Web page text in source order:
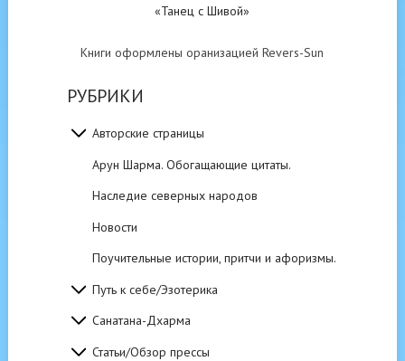
«Танец с Шивой»
Книги оформлены оранизацией Revers-Sun
РУБРИКИ
Авторские страницы
Арун Шарма. Обогащающие цитаты.
Наследие северных народов
Новости
Поучительные истории, притчи и афоризмы.
Путь к себе/Эзотерика
Санатана-Дхарма
Статьи/Обзор прессы